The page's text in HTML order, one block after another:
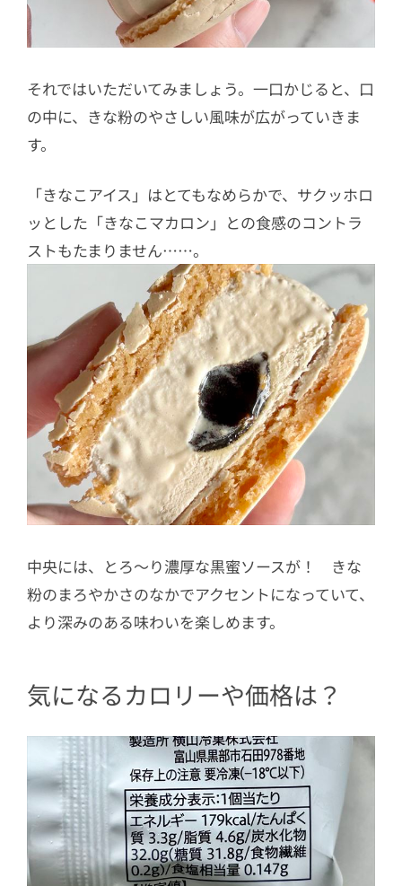
それではいただいてみましょう。一口かじると、口
の中に、きな粉のやさしい風味が広がっていきま
す。
「きなこアイス」はとてもなめらかで、サクッホロ
ッとした「きなこマカロン」との食感のコントラ
ストもたまりません……。
中央には、とろ～り濃厚な黒蜜ソースが！ きな
粉のまろやかさのなかでアクセントになっていて、
より深みのある味わいを楽しめます。
気になるカロリーや価格は？